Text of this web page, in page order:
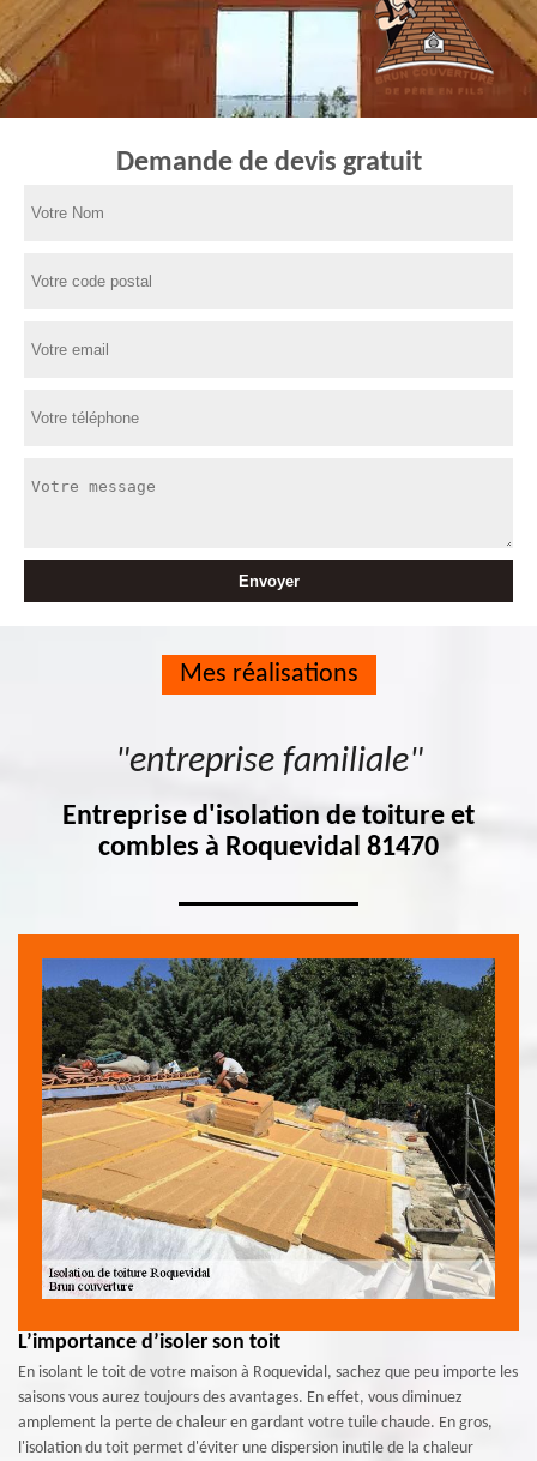
Demande de devis gratuit
Mes réalisations
"entreprise familiale"
Entreprise d'isolation de toiture et
combles à Roquevidal 81470
L’importance d’isoler son toit
En isolant le toit de votre maison à Roquevidal, sachez que peu importe les
saisons vous aurez toujours des avantages. En effet, vous diminuez
amplement la perte de chaleur en gardant votre tuile chaude. En gros,
l'isolation du toit permet d'éviter une dispersion inutile de la chaleur